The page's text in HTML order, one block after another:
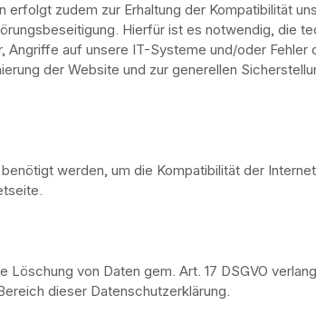
zudem zur Erhaltung der Kompatibilität
Hierfür ist es notwendig, die
auf unsere IT-Systeme und/oder Fehler
der Website und zur generellen
werden, um die Kompatibilität der
von Daten gem. Art. 17 DSGVO
dieser Datenschutzerklärung.